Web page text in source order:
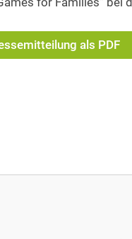
als PDF